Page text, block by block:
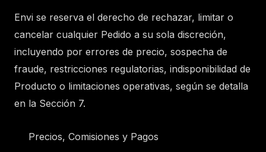
Envi se reserva el derecho de rechazar, limitar o
cancelar cualquier Pedido a su sola discreción,
incluyendo por errores de precio, sospecha de
fraude, restricciones regulatorias, indisponibilidad de
Producto o limitaciones operativas, según se detalla
en la Sección 7.
Precios, Comisiones y Pagos